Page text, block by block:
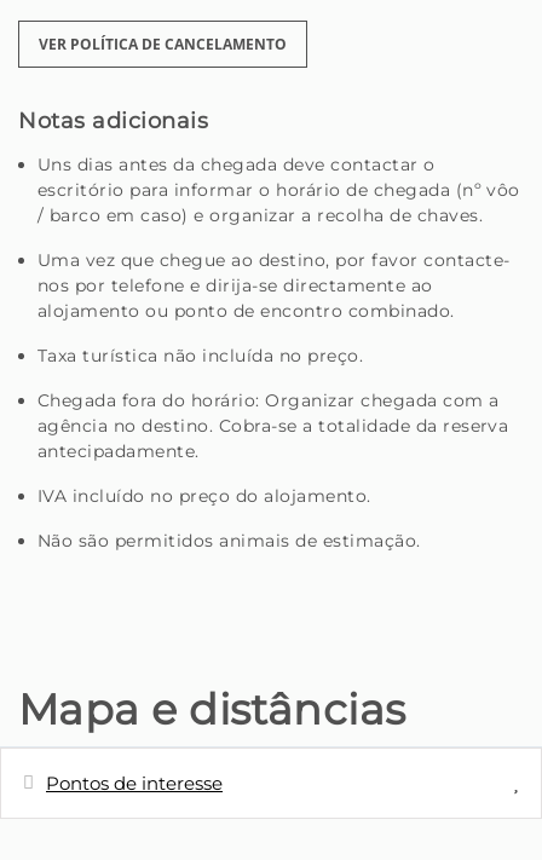
VER POLÍTICA DE CANCELAMENTO
Notas adicionais
Uns dias antes da chegada deve contactar o
escritório para informar o horário de chegada (nº vôo
/ barco em caso) e organizar a recolha de chaves.
Uma vez que chegue ao destino, por favor contacte-
nos por telefone e dirija-se directamente ao
alojamento ou ponto de encontro combinado.
Taxa turística não incluída no preço.
Chegada fora do horário: Organizar chegada com a
agência no destino. Cobra-se a totalidade da reserva
antecipadamente.
IVA incluído no preço do alojamento.
Não são permitidos animais de estimação.
Mapa e distâncias
Pontos de interesse